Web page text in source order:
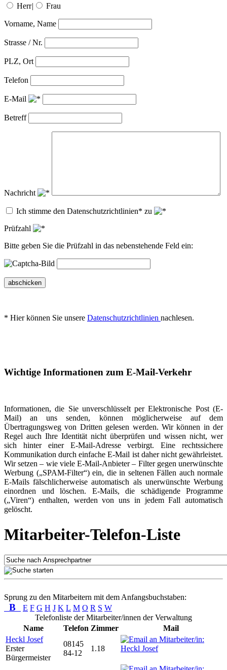
Herr| Frau
Vorname, Name
Strasse / Nr.
PLZ, Ort
Telefon
E-Mail
Betreff
Nachricht
Ich stimme den Datenschutzrichtlinien* zu
Prüfzahl
Bitte geben Sie die Prüfzahl in das nebenstehende Feld ein:
abschicken
* Hier können Sie unsere Datenschutzrichtlinien nachlesen.
Wichtige Informationen zum E-Mail-Verkehr
Informationen, die Sie unverschlüsselt per Elektronische Post (E-
Mail) an uns senden, können möglicherweise auf dem
Übertragungsweg von Dritten gelesen werden. Wir können in der
Regel auch Ihre Identität nicht überprüfen und wissen nicht, wer
sich hinter einer E-Mail-Adresse verbirgt. Eine rechtssichere
Kommunikation durch einfache E-Mail ist daher nicht gewährleistet.
Wir setzen – wie viele E-Mail-Anbieter – Filter gegen unerwünschte
Werbung („SPAM-Filter“) ein, die in seltenen Fällen auch normale
E-Mails fälschlicherweise automatisch als unerwünschte Werbung
einordnen und löschen. E-Mails, die schädigende Programme
(„Viren“) enthalten, werden von uns in jedem Fall automatisch
gelöscht.
Mitarbeiter-Telefon-Liste
Sprung zu den Mitarbeitern mit dem Anfangsbuchstaben:
B E F G H J K L M O R S W
Telefonliste der Mitarbeiter/innen der Verwaltung
Name
Telefon Zimmer
Mail
Heckl Josef
Erster
Bürgermeister
08145
84-12
1.18